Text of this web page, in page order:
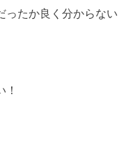
ったか良く分からない